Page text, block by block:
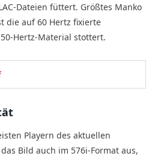
Dateien füttert. Größtes Manko
die auf 60 Hertz fixierte
Hertz-Material stottert.
Playern des aktuellen
Bild auch im 576i-Format aus,